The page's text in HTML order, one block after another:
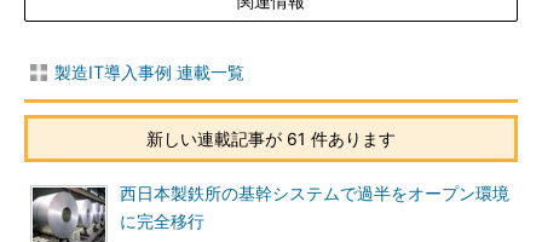
製造IT導入事例 連載一覧
新しい連載記事が 61 件あります
西日本製鉄所の基幹システムで過半をオープン環境
に完全移行